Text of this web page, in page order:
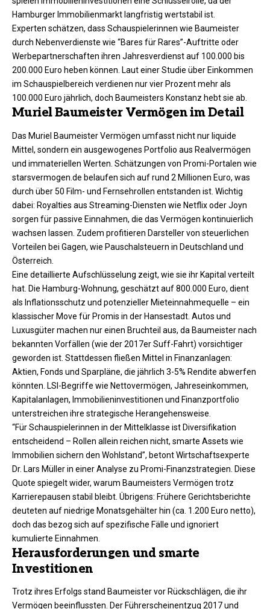
Hamburger Immobilienmarkt langfristig wertstabil ist.
Experten schätzen, dass Schauspielerinnen wie Baumeister
durch Nebenverdienste wie “Bares für Rares”-Auftritte oder
Werbepartnerschaften ihren Jahresverdienst auf 100.000 bis
200.000 Euro heben können. Laut einer Studie über Einkommen
im Schauspielbereich verdienen nur vier Prozent mehr als
100.000 Euro jährlich, doch Baumeisters Konstanz hebt sie ab.​
Muriel Baumeister Vermögen im Detail
Das Muriel Baumeister Vermögen umfasst nicht nur liquide
Mittel, sondern ein ausgewogenes Portfolio aus Realvermögen
und immateriellen Werten. Schätzungen von Promi-Portalen wie
starsvermogen.de belaufen sich auf rund 2 Millionen Euro, was
durch über 50 Film- und Fernsehrollen entstanden ist. Wichtig
dabei: Royalties aus Streaming-Diensten wie Netflix oder Joyn
sorgen für passive Einnahmen, die das Vermögen kontinuierlich
wachsen lassen. Zudem profitieren Darsteller von steuerlichen
Vorteilen bei Gagen, wie Pauschalsteuern in Deutschland und
Österreich.
Eine detaillierte Aufschlüsselung zeigt, wie sie ihr Kapital verteilt
hat. Die Hamburg-Wohnung, geschätzt auf 800.000 Euro, dient
als Inflationsschutz und potenzieller Mieteinnahmequelle – ein
klassischer Move für Promis in der Hansestadt. Autos und
Luxusgüter machen nur einen Bruchteil aus, da Baumeister nach
bekannten Vorfällen (wie der 2017er Suff-Fahrt) vorsichtiger
geworden ist. Stattdessen fließen Mittel in Finanzanlagen:
Aktien, Fonds und Sparpläne, die jährlich 3-5% Rendite abwerfen
könnten. LSI-Begriffe wie Nettovermögen, Jahreseinkommen,
Kapitalanlagen, Immobilieninvestitionen und Finanzportfolio
unterstreichen ihre strategische Herangehensweise.
“Für Schauspielerinnen in der Mittelklasse ist Diversifikation
entscheidend – Rollen allein reichen nicht, smarte Assets wie
Immobilien sichern den Wohlstand”, betont Wirtschaftsexperte
Dr. Lars Müller in einer Analyse zu Promi-Finanzstrategien. Diese
Quote spiegelt wider, warum Baumeisters Vermögen trotz
Karrierepausen stabil bleibt. Übrigens: Frühere Gerichtsberichte
deuteten auf niedrige Monatsgehälter hin (ca. 1.200 Euro netto),
doch das bezog sich auf spezifische Fälle und ignoriert
kumulierte Einnahmen.
Herausforderungen und smarte
Investitionen
Trotz ihres Erfolgs stand Baumeister vor Rückschlägen, die ihr
Vermögen beeinflussten. Der Führerscheinentzug 2017 und